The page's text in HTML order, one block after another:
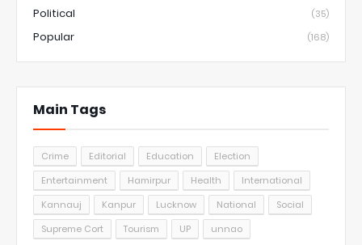
Political (35)
Popular (168)
Main Tags
Crime Editorial Education
Election
Entertainment
Hamirpur Health
International
Kannauj
Kanpur Lucknow National
Social
Supreme Cort
Tourism UP unnao